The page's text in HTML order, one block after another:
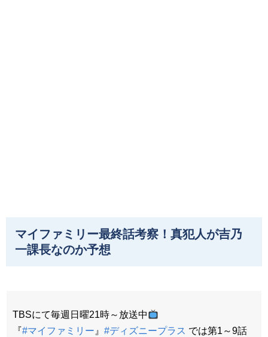
マイファミリー最終話考察！真犯人が吉乃
一課長なのか予想
TBSにて毎週日曜21時～放送中
『#マイファミリー 』​ #ディズニープラス では第1～9話